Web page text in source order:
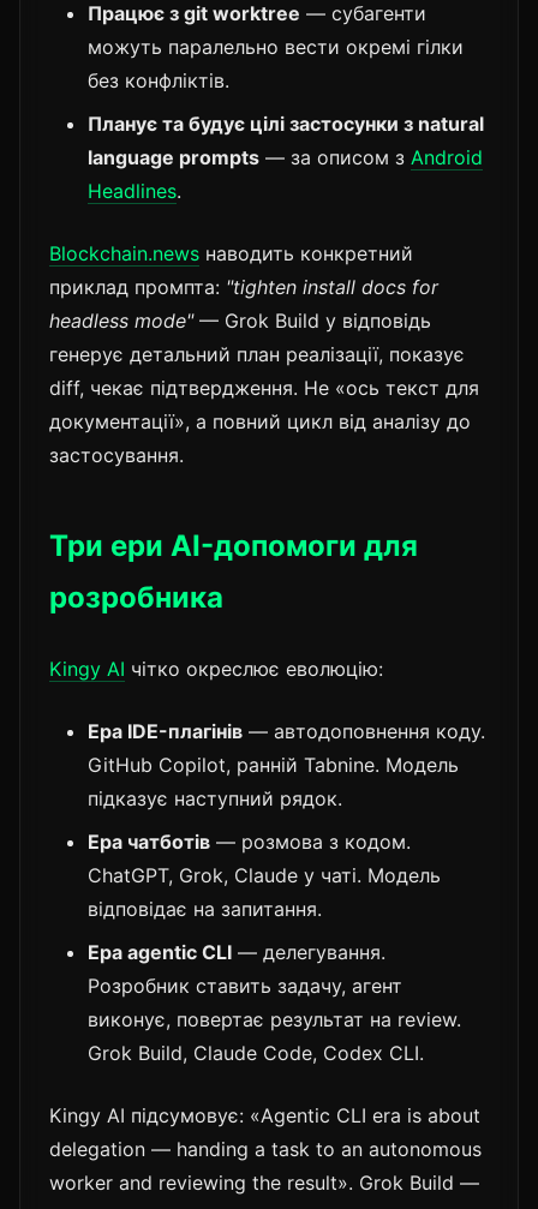
Працює з git worktree — субагенти
можуть паралельно вести окремі гілки
без конфліктів.
Планує та будує цілі застосунки з natural
language prompts — за описом з Android
Headlines.
Blockchain.news наводить конкретний
приклад промпта: "tighten install docs for
headless mode"— Grok Build у відповідь
генерує детальний план реалізації, показує
diff, чекає підтвердження. Не «ось текст для
документації», а повний цикл від аналізу до
застосування.
Три ери AI-допомоги для
розробника
Kingy AI чітко окреслює еволюцію:
Ера IDE-плагінів — автодоповнення коду.
GitHub Copilot, ранній Tabnine. Модель
підказує наступний рядок.
Ера чатботів — розмова з кодом.
ChatGPT, Grok, Claude у чаті. Модель
відповідає на запитання.
Ера agentic CLI — делегування.
Розробник ставить задачу, агент
виконує, повертає результат на review.
Grok Build, Claude Code, Codex CLI.
Kingy AI підсумовує: «Agentic CLI era is about
delegation — handing a task to an autonomous
worker and reviewing the result». Grok Build —